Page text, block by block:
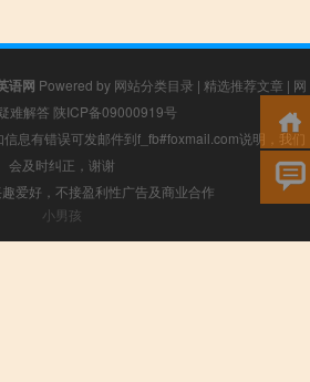
语网 Powered by 网站分类目录 | 精选推荐文章 | 网
难解答 陕ICP备09000919号
息有错误可发邮件到f_fb#foxmail.com说明，我们
会及时纠正，谢谢
爱好，不接盈利性广告及商业合作
小男孩